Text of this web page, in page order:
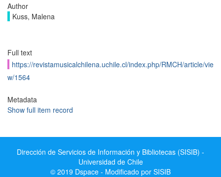
Author
Kuss, Malena
Full text
https://revistamusicalchilena.uchile.cl/index.php/RMCH/article/vie
w/1564
Metadata
Show full item record
Dirección de Servicios de Información y Bibliotecas (SISIB) -
Universidad de Chile
© 2019 Dspace - Modificado por SISIB